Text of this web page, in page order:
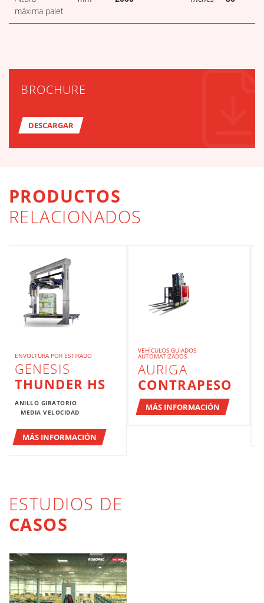
máxima palet
BROCHURE
DESCARGAR
PRODUCTOS
RELACIONADOS
ENVOLTURA POR ESTIRADO
GENESIS
THUNDER HS
ANILLO GIRATORIO
MEDIA VELOCIDAD
MÁS INFORMACIÓN
VEHÍCULOS GUIADOS
AUTOMATIZADOS
AURIGA
CONTRAPESO
MÁS INFORMACIÓN
ESTUDIOS DE
CASOS